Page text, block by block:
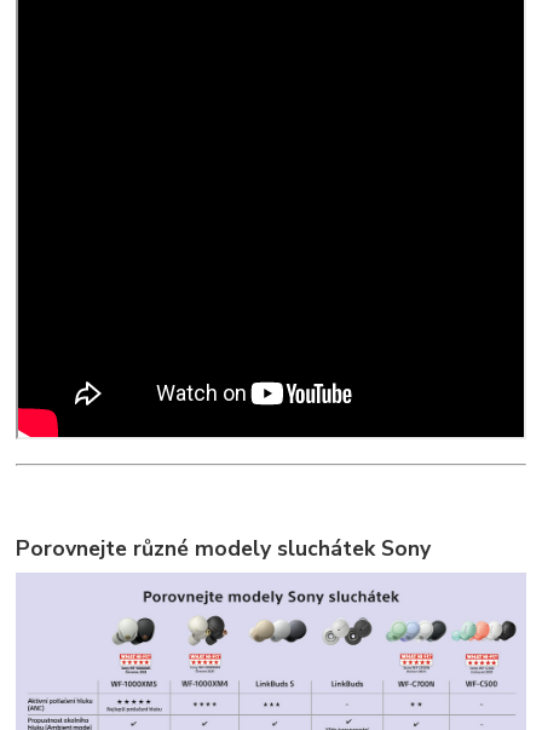
Porovnejte různé modely sluchátek Sony